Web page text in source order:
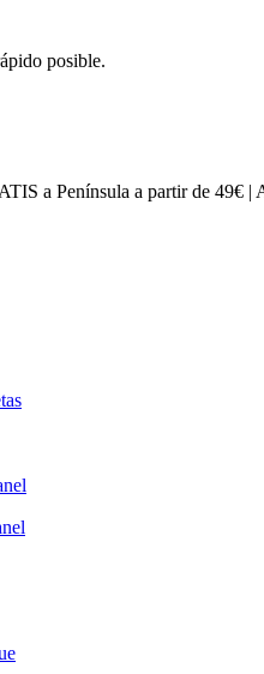
posible.
a Península a partir de 49€ |